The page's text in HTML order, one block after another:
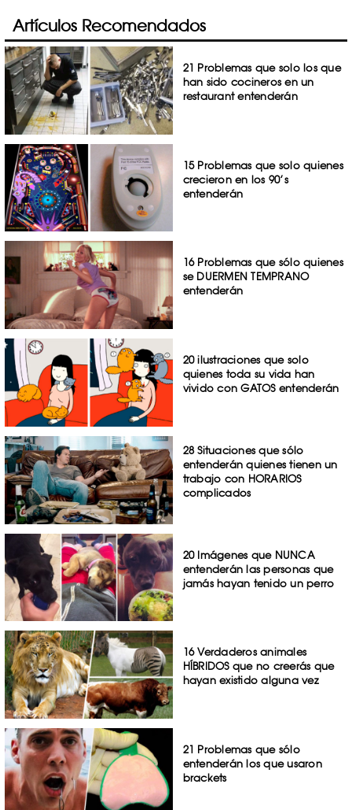
Artículos Recomendados
21 Problemas que solo los que
han sido cocineros en un
restaurant entenderán
15 Problemas que solo quienes
crecieron en los 90’s
entenderán
16 Problemas que sólo quienes
se DUERMEN TEMPRANO
entenderán
20 ilustraciones que solo
quienes toda su vida han
vivido con GATOS entenderán
28 Situaciones que sólo
entenderán quienes tienen un
trabajo con HORARIOS
complicados
20 Imágenes que NUNCA
entenderán las personas que
jamás hayan tenido un perro
16 Verdaderos animales
HÍBRIDOS que no creerás que
hayan existido alguna vez
21 Problemas que sólo
entenderán los que usaron
brackets